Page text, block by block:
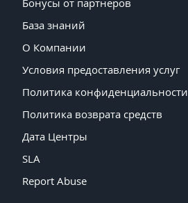
Бонусы от партнеров
База знаний
О Компании
Условия предоставления услуг
Политика конфиденциальности
Политика возврата средств
Дата Центры
SLA
Report Abuse